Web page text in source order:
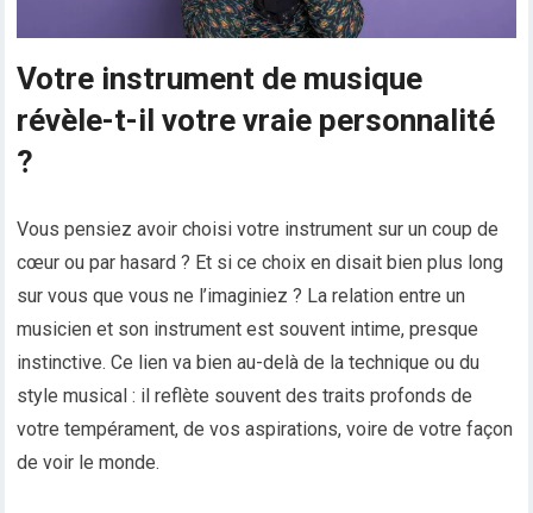
Votre instrument de musique
révèle-t-il votre vraie personnalité
?
Vous pensiez avoir choisi votre instrument sur un coup de
cœur ou par hasard ? Et si ce choix en disait bien plus long
sur vous que vous ne l’imaginiez ? La relation entre un
musicien et son instrument est souvent intime, presque
instinctive. Ce lien va bien au-delà de la technique ou du
style musical : il reflète souvent des traits profonds de
votre tempérament, de vos aspirations, voire de votre façon
de voir le monde.